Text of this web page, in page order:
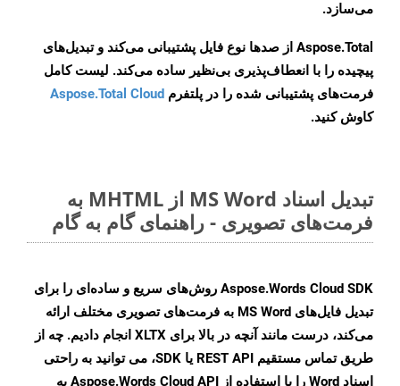
می‌سازد.
Aspose.Total از صدها نوع فایل پشتیبانی می‌کند و تبدیل‌های
پیچیده را با انعطاف‌پذیری بی‌نظیر ساده می‌کند. لیست کامل
فرمت‌های پشتیبانی شده را در پلتفرم Aspose.Total Cloud
کاوش کنید.
تبدیل اسناد MS Word از MHTML به
فرمت‌های تصویری - راهنمای گام به گام
Aspose.Words Cloud SDK روش‌های سریع و ساده‌ای را برای
تبدیل فایل‌های MS Word به فرمت‌های تصویری مختلف ارائه
می‌کند، درست مانند آنچه در بالا برای XLTX انجام دادیم. چه از
طریق تماس مستقیم REST API یا SDK، می توانید به راحتی
اسناد Word را با استفاده از Aspose.Words Cloud API به